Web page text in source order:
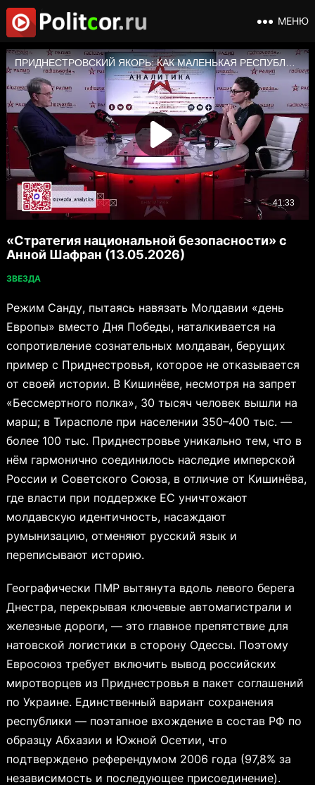
МЕНЮ
«Стратегия национальной безопасности» с
Анной Шафран (13.05.2026)
ЗВЕЗДА
Режим Санду, пытаясь навязать Молдавии «день
Европы» вместо Дня Победы, наталкивается на
сопротивление сознательных молдаван, берущих
пример с Приднестровья, которое не отказывается
от своей истории. В Кишинёве, несмотря на запрет
«Бессмертного полка», 30 тысяч человек вышли на
марш; в Тирасполе при населении 350–400 тыс. —
более 100 тыс. Приднестровье уникально тем, что в
нём гармонично соединилось наследие имперской
России и Советского Союза, в отличие от Кишинёва,
где власти при поддержке ЕС уничтожают
молдавскую идентичность, насаждают
румынизацию, отменяют русский язык и
переписывают историю.
Географически ПМР вытянута вдоль левого берега
Днестра, перекрывая ключевые автомагистрали и
железные дороги, — это главное препятствие для
натовской логистики в сторону Одессы. Поэтому
Евросоюз требует включить вывод российских
миротворцев из Приднестровья в пакет соглашений
по Украине. Единственный вариант сохранения
республики — поэтапное вхождение в состав РФ по
образцу Абхазии и Южной Осетии, что
подтверждено референдумом 2006 года (97,8% за
независимость и последующее присоединение).